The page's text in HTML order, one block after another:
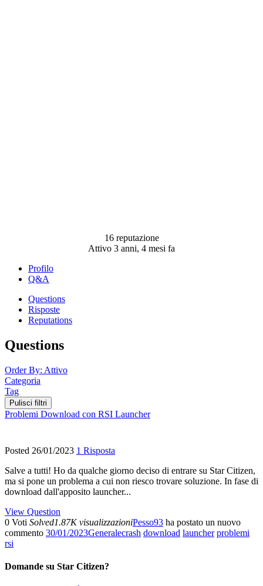
16 reputazione
Attivo 3 anni, 4 mesi fa
Profilo
Q&A
Questions
Risposte
Reputations
Questions
Order By: Attivo
Categoria
Tag
Pulisci filtri
Problemi Download con RSI Launcher
Posted 26/01/2023 1 Risposta
Salve a tutti! Ho da qualche giorno deciso di entrare su Star Citizen,
ma si pone un problema a cui non riesco trovare soluzione. In fase di
download dall'apposito launcher...
View Question
0 Voti Solved1.87K visualizzazioniPesso93 ha postato un nuovo
commento 30/01/2023Generalecrash download launcher problemi
rsi
Domande su Star Citizen?